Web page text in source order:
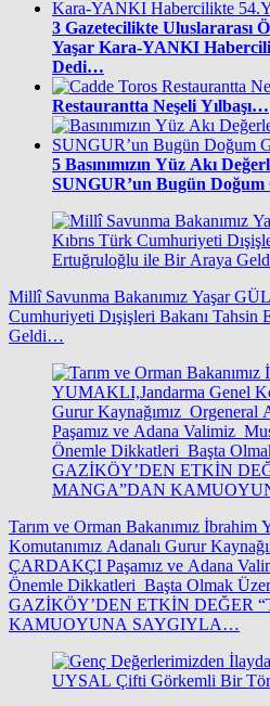
3 Gazetecilikte Uluslararası
Yaşar Kara-YANKI Habercilikte 54.Yıla Merhaba
Dedi…
Restaurantta Neşeli Yılbaşı…
5 Basınımızın Yüz Akı
SUNGUR’un Bugün
Millî Savunma Bakanımız Yaşar
Cumhuriyeti Dışişleri Bakanı
Geldi…
Tarım ve Orman Bakanımız
Komutanımız Adanalı Gurur
ÇARDAKÇI Paşamız ve Adana
Önemle Dikkatleri Başta Olmak
GAZİKÖY’DEN ETKİN DEĞER
KAMUOYUNA SAYGIYLA…